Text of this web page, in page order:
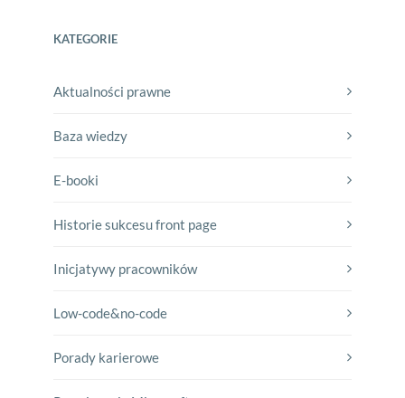
KATEGORIE
Aktualności prawne
Baza wiedzy
E-booki
Historie sukcesu front page
Inicjatywy pracowników
Low-code&no-code
Porady karierowe